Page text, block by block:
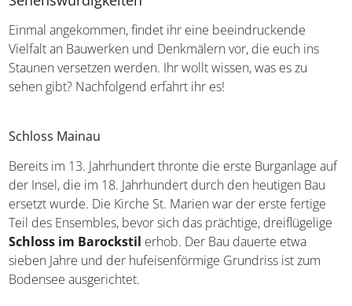
Sehenswürdigkeiten
Einmal angekommen, findet ihr eine beeindruckende
Vielfalt an Bauwerken und Denkmälern vor, die euch ins
Staunen versetzen werden. Ihr wollt wissen, was es zu
sehen gibt? Nachfolgend erfahrt ihr es!
Bereits im 13. Jahrhundert thronte die erste Burganlage
auf der Insel, die im 18. Jahrhundert durch den heutigen
Bau ersetzt wurde. Die Kirche St. Marien war der erste
fertige Teil des Ensembles, bevor sich das prächtige,
dreiflügelige
Schloss im Barockstil
erhob. Der Bau
dauerte etwa sieben Jahre und der hufeisenförmige
Grundriss ist zum Bodensee ausgerichtet.